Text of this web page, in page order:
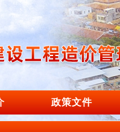
政策文件